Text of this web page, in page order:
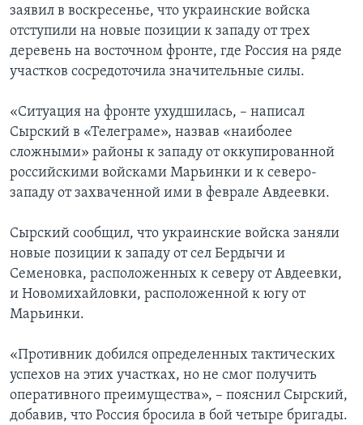
заявил в воскресенье, что украинские войска
отступили на новые позиции к западу от трех
деревень на восточном фронте, где Россия на ряде
участков сосредоточила значительные силы.
«Ситуация на фронте ухудшилась, – написал
Сырский в «Телеграме», назвав «наиболее
сложными» районы к западу от оккупированной
российскими войсками Марьинки и к северо-
западу от захваченной ими в феврале Авдеевки.
Сырский сообщил, что украинские войска заняли
новые позиции к западу от сел Бердычи и
Семеновка, расположенных к северу от Авдеевки,
и Новомихайловки, расположенной к югу от
Марьинки.
«Противник добился определенных тактических
успехов на этих участках, но не смог получить
оперативного преимущества», – пояснил Сырский,
добавив, что Россия бросила в бой четыре бригады.